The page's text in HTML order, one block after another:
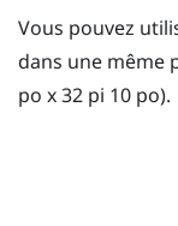
Vous pouvez
dans une même
po x 32 pi 10 po).